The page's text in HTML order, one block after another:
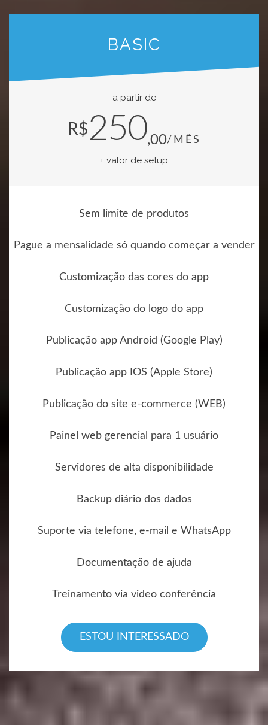
BASIC
a partir de
R$250,00/MÊS
+ valor de setup
Sem limite de produtos
Pague a mensalidade só quando começar a vender
Customização das cores do app
Customização do logo do app
Publicação app Android (Google Play)
Publicação app IOS (Apple Store)
Publicação do site e-commerce (WEB)
Painel web gerencial para 1 usuário
Servidores de alta disponibilidade
Backup diário dos dados
Suporte via telefone, e-mail e WhatsApp
Documentação de ajuda
Treinamento via video conferência
ESTOU INTERESSADO